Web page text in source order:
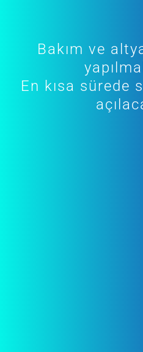
Bakım ve
En kısa sürede